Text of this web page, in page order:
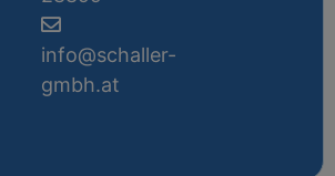
info@schaller-
gmbh.at